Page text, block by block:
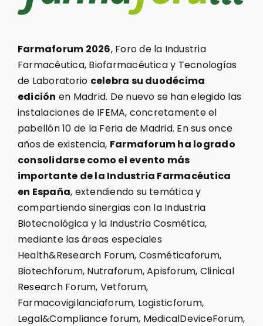
Farmaforum 2026, Foro de la Industria
Farmacéutica, Biofarmacéutica y Tecnologías
de Laboratorio celebra su duodécima
edición en Madrid. De nuevo se han elegido las
instalaciones de IFEMA, concretamente el
pabellón 10 de la Feria de Madrid. En sus once
años de existencia, Farmaforum ha logrado
consolidarse como el evento más
importante de la Industria Farmacéutica
en España, extendiendo su temática y
compartiendo sinergias con la Industria
Biotecnológica y la Industria Cosmética,
mediante las áreas especiales
Health&Research Forum, Cosméticaforum,
Biotechforum, Nutraforum, Apisforum, Clinical
Research Forum, Vetforum,
Farmacovigilanciaforum, Logisticforum,
Legal&Compliance forum, MedicalDeviceForum,